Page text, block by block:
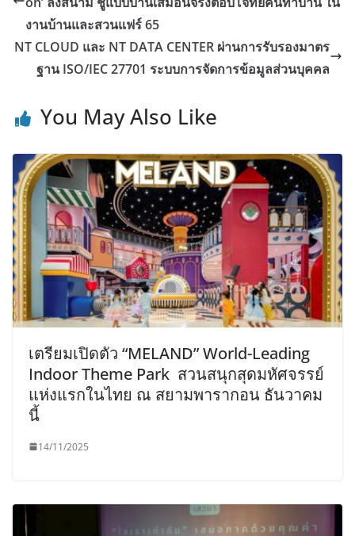
งานบ้านและสวนแฟร์ 65
NT CLOUD และ NT DATA CENTER ผ่านการรับรองมาตร
ฐาน ISO/IEC 27701 ระบบการจัดการข้อมูลส่วนบุคคล
You May Also Like
เตรียมเปิดตัว “MELAND” World-Leading
Indoor Theme Park สวนสนุกสุดมหัศจรรย์
แห่งแรกในไทย ณ สยามพารากอน ธันวาคม
นี้
14/11/2025